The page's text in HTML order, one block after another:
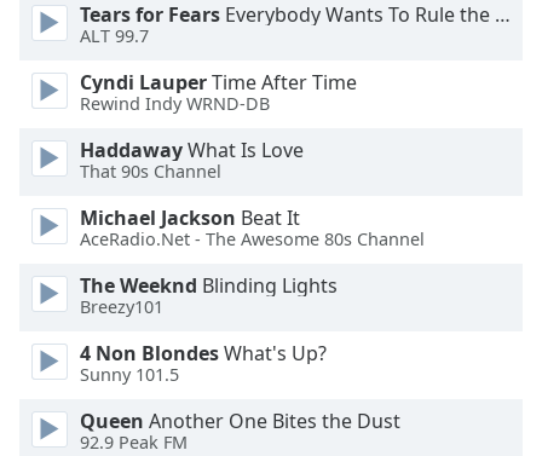
Color
Opacity
Color
Opacity
Caption
Area
Background
Color
Tears for Fears Everybody Wants To Rule the World
ALT 99.7
Cyndi LauperTime After Time
Rewind Indy WRND-DB
HaddawayWhat Is Love
That 90s Channel
Michael Jackson Beat It
AceRadio.Net - The Awesome 80s Channel
The Weeknd Blinding Lights
Breezy101
4 Non BlondesWhat's Up?
Sunny 101.5
Queen Another One Bites the Dust
92.9 Peak FM